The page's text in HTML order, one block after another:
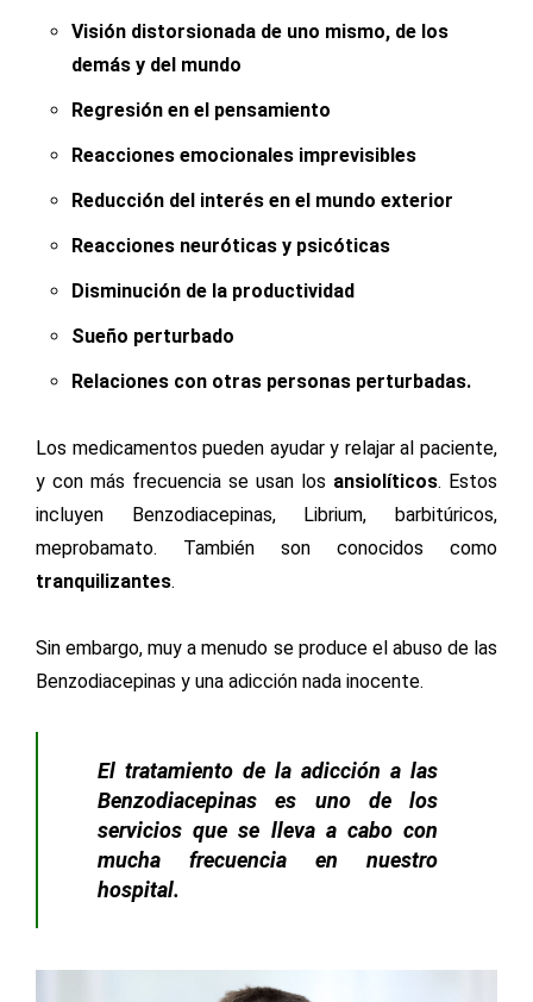
Visión distorsionada de uno mismo, de los
demás y del mundo
Regresión en el pensamiento
Reacciones emocionales imprevisibles
Reducción del interés en el mundo exterior
Reacciones neuróticas y psicóticas
Disminución de la productividad
Sueño perturbado
Relaciones con otras personas perturbadas.
Los medicamentos pueden ayudar y relajar al paciente,
y con más frecuencia se usan los ansiolíticos. Estos
incluyen Benzodiacepinas, Librium, barbitúricos,
meprobamato. También son conocidos como
tranquilizantes.
Sin embargo, muy a menudo se produce el abuso de las
Benzodiacepinas y una adicción nada inocente.
El tratamiento de la adicción a las
Benzodiacepinas es uno de los
servicios que se lleva a cabo con
mucha frecuencia en nuestro
hospital.